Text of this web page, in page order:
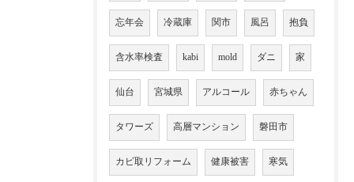
忘年会 冷蔵庫 関市 風呂 抱負
含水率検査 kabi mold ダニ 家
仙台 宮城県 アルコール 赤ちゃん
タワーズ 高層マンション 磐田市
カビ取リフォーム 健康被害 寒気